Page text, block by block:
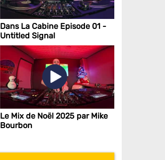
Dans La Cabine Episode 01 -
Untitled Signal
Le Mix de Noël 2025 par Mike
Bourbon